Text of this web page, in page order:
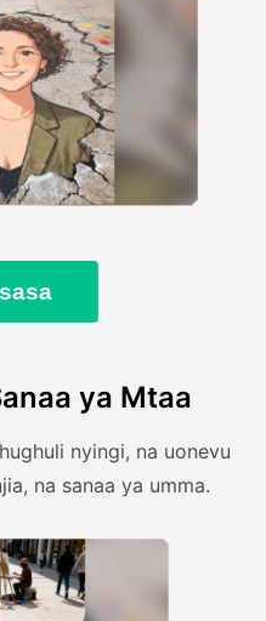
ya Mtaa
nyingi, na uonevu
na sanaa ya umma.